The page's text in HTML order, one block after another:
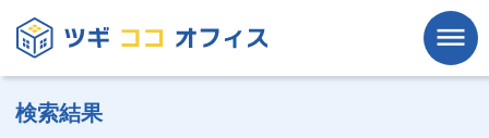
検索結果